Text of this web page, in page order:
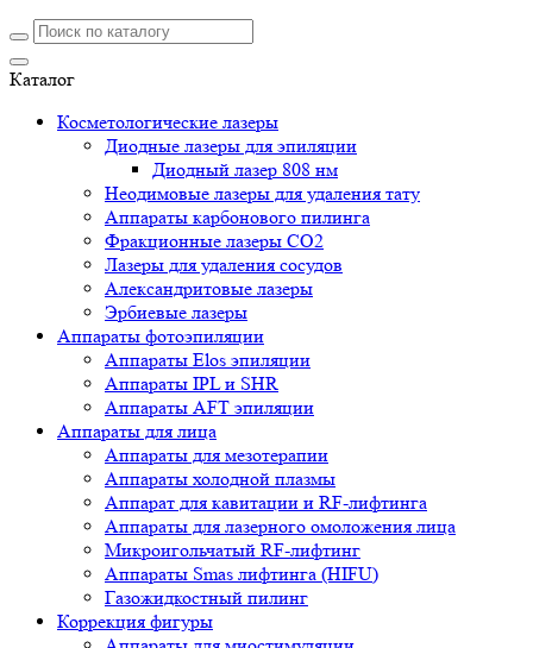
Каталог
Косметологические лазеры
Диодные лазеры для эпиляции
Диодный лазер 808 нм
Неодимовые лазеры для удаления тату
Аппараты карбонового пилинга
Фракционные лазеры CO2
Лазеры для удаления сосудов
Александритовые лазеры
Эрбиевые лазеры
Аппараты фотоэпиляции
Аппараты Elos эпиляции
Аппараты IPL и SHR
Аппараты AFT эпиляции
Аппараты для лица
Аппараты для мезотерапии
Аппараты холодной плазмы
Аппарат для кавитации и RF-лифтинга
Аппараты для лазерного омоложения лица
Микроигольчатый RF-лифтинг
Аппараты Smas лифтинга (HIFU)
Газожидкостный пилинг
Коррекция фигуры